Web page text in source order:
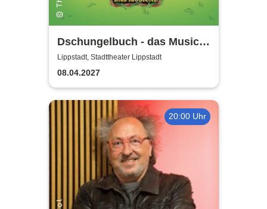
Dschungelbuch - das Musical
| Theater Liberi
Lippstadt, Stadttheater Lippstadt
08.04.2027
20:00 Uhr